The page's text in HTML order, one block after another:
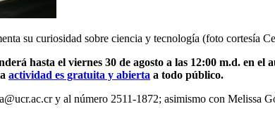
su curiosidad sobre ciencia y tecnología (foto cortesía
hasta el viernes 30 de agosto a las 12:00 m.d. en
actividad es gratuita y abierta a todo público.
y al número 2511-1872; asimismo con Melissa